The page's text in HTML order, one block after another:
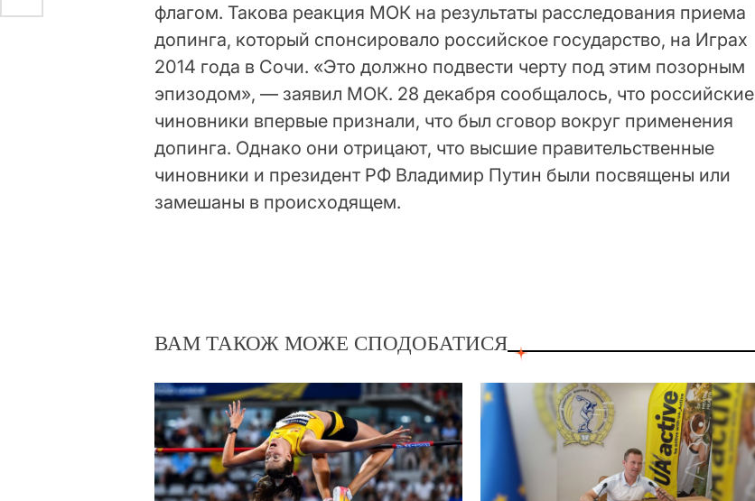
флагом. Такова реакция МОК на результаты расследования приема
допинга, который спонсировало российское государство, на Играх
2014 года в Сочи. «Это должно подвести черту под этим позорным
эпизодом», — заявил МОК. 28 декабря сообщалось, что российские
чиновники впервые признали, что был сговор вокруг применения
допинга. Однако они отрицают, что высшие правительственные
чиновники и президент РФ Владимир Путин были посвящены или
замешаны в происходящем.
ВАМ ТАКОЖ МОЖЕ СПОДОБАТИСЯ